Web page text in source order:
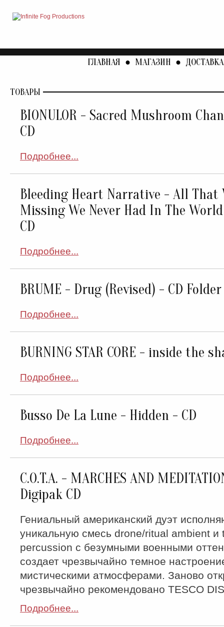
ГЛАВНАЯ ● МАГАЗИН ●
ТОВАРЫ
BIONULOR - Sacred Mushroom
CD
Подробнее...
Bleeding Heart Narrative - All That
Missing We Never Had In The
CD
Подробнее...
BRUME - Drug (Revised) - CD Folder
Подробнее...
BURNING STAR CORE - inside the
Подробнее...
Busso De La Lune - Hidden - CD
Подробнее...
C.O.T.A. - MARCHES AND
Digipak CD
Гениальный американский дуэт
уникальную смесь drone/ritual ambient и
percussion с безумными военными
создает чрезвычайно темное
мистическими атмосферами. Заново
чрезвычайно рекомендовано TESCO
Подробнее...